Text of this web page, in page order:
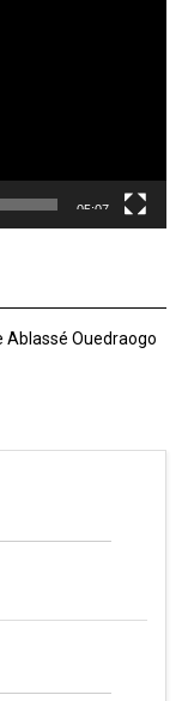
05:07
Ablassé Ouedraogo